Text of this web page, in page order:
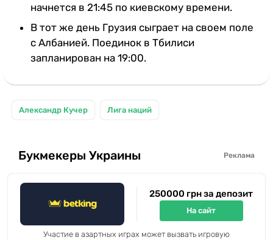
начнется в 21:45 по киевскому времени.
В тот же день Грузия сыграет на своем поле
с Албанией. Поединок в Тбилиси
запланирован на 19:00.
Александр Кучер Лига наций
Букмекеры Украины Реклама
250000 грн за депозит
На сайт
Участие в азартных играх может вызвать игровую